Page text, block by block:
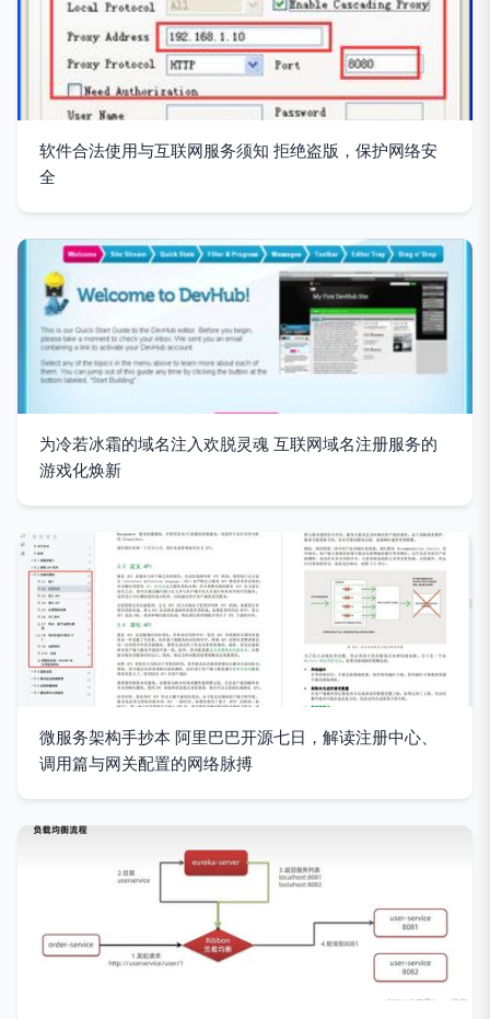
软件合法使用与互联网服务须知 拒绝盗版，保护网络安
全
为冷若冰霜的域名注入欢脱灵魂 互联网域名注册服务的
游戏化焕新
微服务架构手抄本 阿里巴巴开源七日，解读注册中心、
调用篇与网关配置的网络脉搏